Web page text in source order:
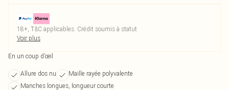
18+, T&C applicables. Crédit soumis à statut
Voir plus
En un coup d’œil
Allure dos nu
Maille rayée polyvalente
Manches longues, longueur courte